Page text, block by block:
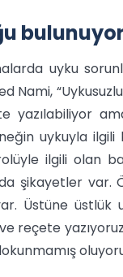
uyku
yazılabiliyor
uykuyla
ilgili olan
şikayetler var.
Üstüne üstlük
reçete